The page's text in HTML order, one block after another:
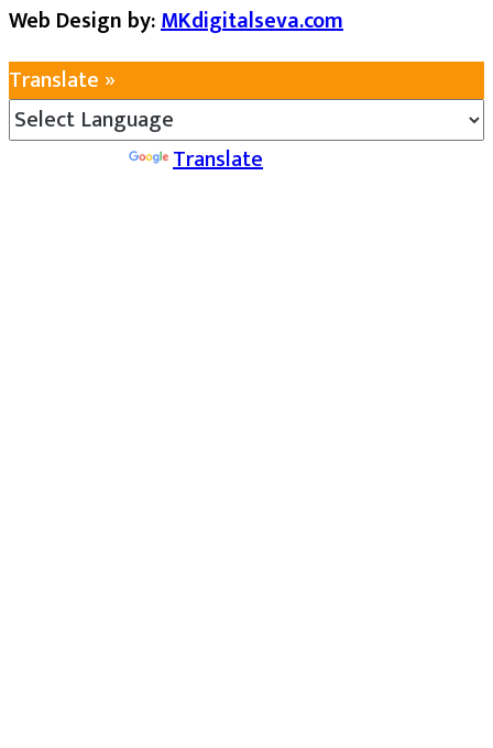
Web Design by:MKdigitalseva.com
Translate »
Translate